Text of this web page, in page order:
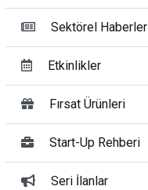
Sektörel Haberler
Etkinlikler
Fırsat Ürünleri
Start-Up Rehberi
Seri İlanlar